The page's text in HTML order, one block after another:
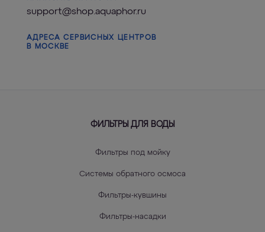
АДРЕСА СЕРВИСНЫХ ЦЕНТРОВ
В МОСКВЕ
support@shop.aquaphor.ru
ФИЛЬТРЫ ДЛЯ ВОДЫ
Фильтры под мойку
Системы обратного осмоса
Фильтры-кувшины
Фильтры-насадки